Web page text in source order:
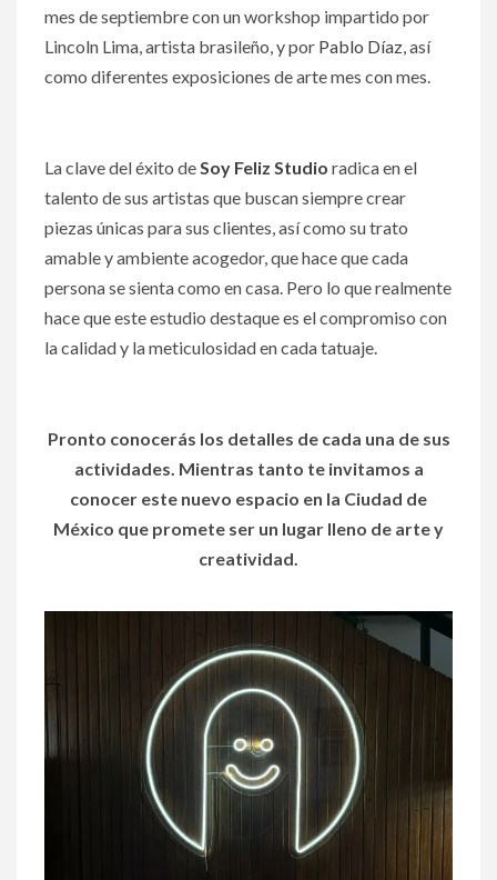
mes de septiembre con un workshop impartido por
Lincoln Lima, artista brasileño, y por Pablo Díaz, así
como diferentes exposiciones de arte mes con mes.
La clave del éxito deSoy Feliz Studio radica en el
talento de sus artistas que buscan siempre crear
piezas únicas para sus clientes, así como su trato
amable y ambiente acogedor, que hace que cada
persona se sienta como en casa. Pero lo que realmente
hace que este estudio destaque es el compromiso con
la calidad y la meticulosidad en cada tatuaje.
Pronto conocerás los detalles de cada una de sus
actividades. Mientras tanto te invitamos a
conocer este nuevo espacio en la Ciudad de
México que promete ser un lugar lleno de arte y
creatividad.